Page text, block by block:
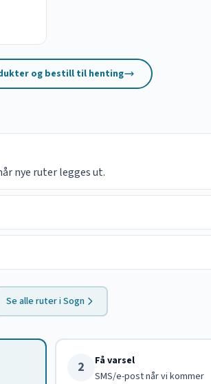
og bestill til henting
nye ruter legges ut.
Se alle ruter iSogn
2
Få varsel
SMS/e-post når vi kommer